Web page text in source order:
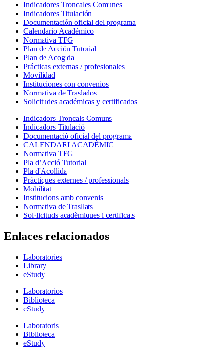
Indicadores Troncales Comunes
Indicadores Titulación
Documentación oficial del programa
Calendario Académico
Normativa TFG
Plan de Acción Tutorial
Plan de Acogida
Prácticas externas / profesionales
Movilidad
Instituciones con convenios
Normativa de Traslados
Solicitudes académicas y certificados
Indicadors Troncals Comuns
Indicadors Titulació
Documentació oficial del programa
CALENDARI ACADÈMIC
Normativa TFG
Pla d’Acció Tutorial
Pla d'Acollida
Pràctiques externes / professionals
Mobilitat
Institucions amb convenis
Normativa de Trasllats
Sol·licituds acadèmiques i certificats
Enlaces relacionados
Laboratories
Library
eStudy
Laboratorios
Biblioteca
eStudy
Laboratoris
Biblioteca
eStudy